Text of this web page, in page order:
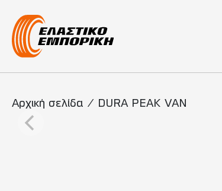
Κύρια
Αρχική σελίδα / DURA PEAK VAN